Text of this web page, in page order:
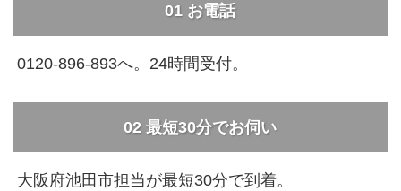
01 お電話
0120-896-893へ。24時間受付。
02 最短30分でお伺い
大阪府池田市担当が最短30分で到着。